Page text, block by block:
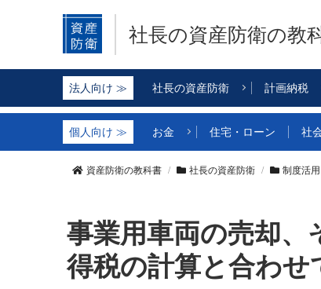
社長の資産防衛の教
社長の資産防衛 計画納税
お金 住宅・ローン 社
資産防衛の教科書 社長の資産防衛 制度活用
事業用車両の売却、
得税の計算と合わせ